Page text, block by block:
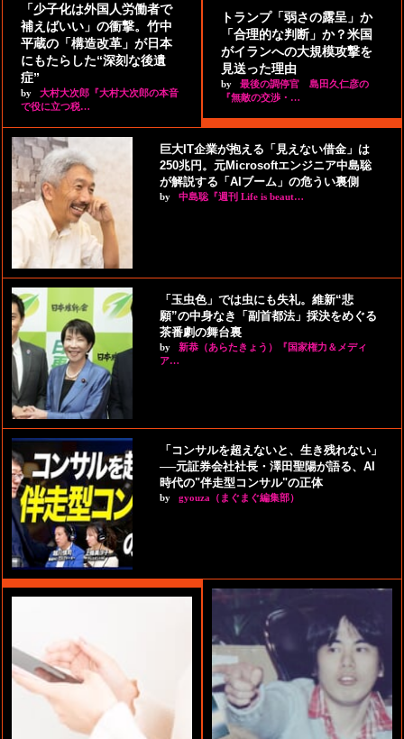
「少子化は外国人労働者で
補えばいい」の衝撃。竹中
平蔵の「構造改革」が日本
にもたらした“深刻な後遺
症”
by
大村大次郎『大村大次郎の本音
で役に立つ税…
トランプ「弱さの露呈」か
「合理的な判断」か？米国
がイランへの大規模攻撃を
見送った理由
by
最後の調停官 島田久仁彦の
『無敵の交渉・…
巨大IT企業が抱える「見えない借金」は
250兆円。元Microsoftエンジニア中島聡
が解説する「AIブーム」の危うい裏側
by 中島聡『週刊 Life is beaut…
「玉虫色」では虫にも失礼。維新“悲
願”の中身なき「副首都法」採決をめぐる
茶番劇の舞台裏
by
新恭（あらたきょう）『国家権力＆メディ
ア…
「コンサルを超えないと、生き残れない」
──元証券会社社長・澤田聖陽が語る、AI
時代の"伴走型コンサル"の正体
by gyouza（まぐまぐ編集部）